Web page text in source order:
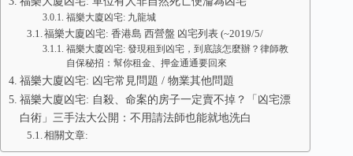
福樂大廈凶宅: 九龍城
福樂大廈凶宅: 香港島 西營盤 凶宅列表 (~2019/5/
福樂大廈凶宅: 發現租到凶宅，到底該怎麼辦？律師教
自保秘招：幫你租金、押金通通要回來
福樂大廈凶宅: 凶宅常見問題 / 物業其他問題
福樂大廈凶宅: 自殺、命案的房子一定賣不掉？「凶宅漂
白術」三手法大公開：不用請法師也能就地洗白
相關文章: